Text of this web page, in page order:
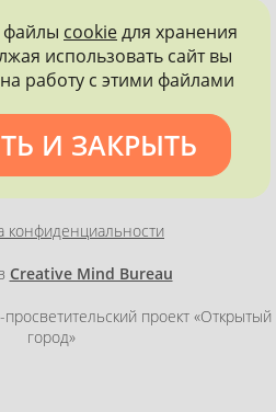
ГОРОДСКОЕ ОТДЕЛЕНИЕ
конфиденциальности
Creative Mind Bureau
проект «Открытый
город»
cookieдля хранения
использовать сайт вы
работу с этими файлами
И ЗАКРЫТЬ